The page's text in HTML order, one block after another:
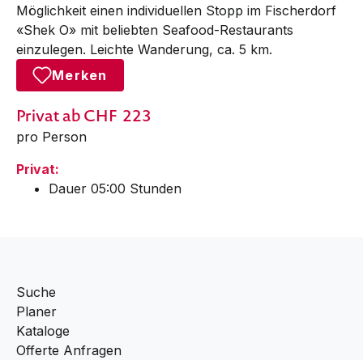
Möglichkeit einen individuellen Stopp im Fischerdorf
«Shek O» mit beliebten Seafood-Restaurants
einzulegen. Leichte Wanderung, ca. 5 km.
Merken
Privatab CHF 223
pro Person
Privat:
Dauer 05:00 Stunden
Suche
Planer
Kataloge
Offerte Anfragen